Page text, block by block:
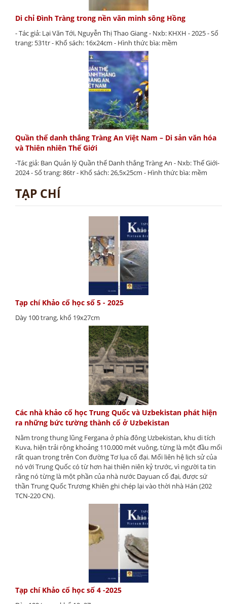
Di chỉ Đình Tràng trong nền văn minh sông Hồng
- Tác giả: Lại Văn Tới, Nguyễn Thị Thao Giang - Nxb: KHXH - 2025 - Số
trang: 531tr - Khổ sách: 16x24cm - Hình thức bìa: mềm
Quần thể danh thắng Tràng An Việt Nam – Di sản văn hóa
và Thiên nhiên Thế Giới
-Tác giả: Ban Quản lý Quần thể Danh thắng Tràng An - Nxb: Thế Giới-
2024 - Số trang: 86tr - Khổ sách: 26,5x25cm - Hình thức bìa: mềm
TẠP CHÍ
Tạp chí Khảo cổ học số 5 - 2025
Dày 100 trang, khổ 19x27cm
Các nhà khảo cổ học Trung Quốc và Uzbekistan phát hiện
ra những bức tường thành cổ ở Uzbekistan
Nằm trong thung lũng Fergana ở phía đông Uzbekistan, khu di tích
Kuva, hiện trải rộng khoảng 110.000 mét vuông, từng là một đầu mối
rất quan trọng trên Con đường Tơ lụa cổ đại. Mối liên hệ lịch sử của
nó với Trung Quốc có từ hơn hai thiên niên kỷ trước, vì người ta tin
rằng nó từng là một phần của nhà nước Dayuan cổ đại, được sứ
thần Trung Quốc Trương Khiên ghi chép lại vào thời nhà Hán (202
TCN-220 CN).
Tạp chí Khảo cổ học số 4 -2025